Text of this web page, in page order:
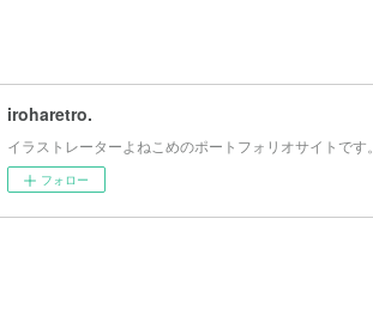
iroharetro.
イラストレーターよねこめのポートフォリオサイトです。
フォロー